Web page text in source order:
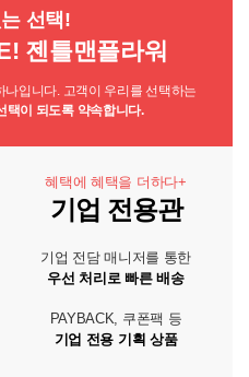
선택!
젠틀맨플라워
입니다. 고객이 우리를 선택하는
택이 되도록 약속합니다.
혜택에 혜택을 더하다+
기업 전용관
기업 전담 매니저를 통한
우선 처리로 빠른 배송
PAYBACK, 쿠폰팩 등
기업 전용 기획 상품